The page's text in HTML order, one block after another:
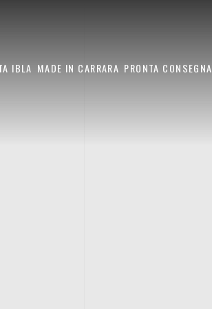
IBLA MADE IN CARRARA PRONTA CONSEGNA